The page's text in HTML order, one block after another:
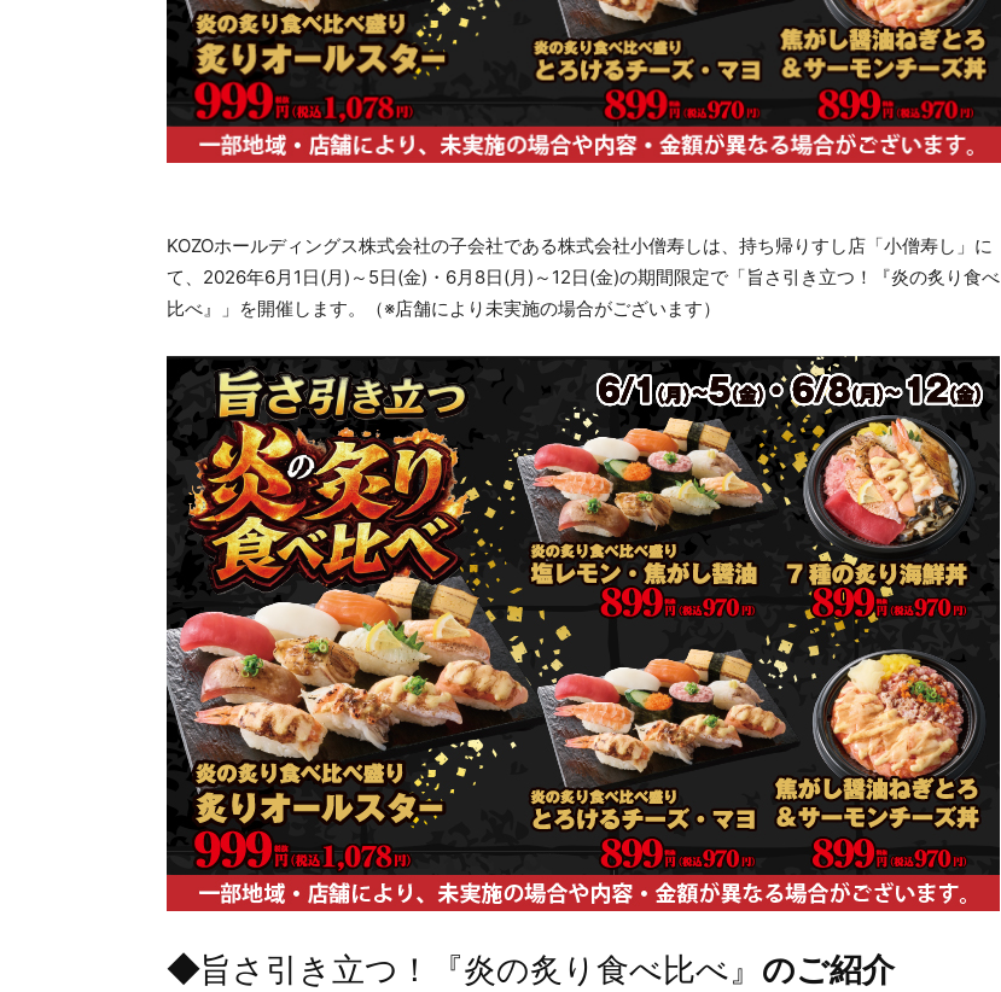
KOZOホールディングス株式会社の子会社である株式会社小僧寿しは、持ち帰りすし店「小僧寿し」に
て、2026年6月1日(月)～5日(金)・6月8日(月)～12日(金)の期間限定で「旨さ引き立つ！『炎の炙り食べ
比べ』」を開催します。（※店舗により未実施の場合がございます）
◆旨さ引き立つ！『炎の炙り食べ比べ』 のご紹介